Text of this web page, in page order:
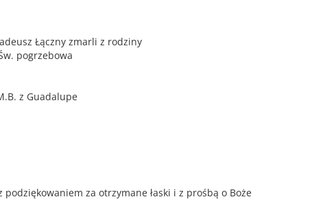
Łączny zmarli z rodziny
pogrzebowa
z Guadalupe
za otrzymane łaski i z prośbą o Boże